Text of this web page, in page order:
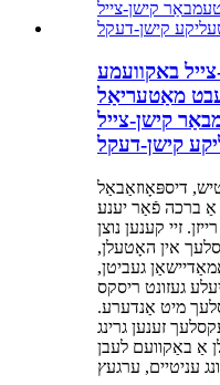
צייל באקוועמע
מאַטעריאַל
קישן-צייל
קישן-דעקל
דיספּאָוזאַבאַל
אַ ברכה פֿאַר יענע
זיי קענען נוצן
אין האָטעלן,
געביטן,
געזונט ריסקס
מיט אַנדערע.
זענען גרינג
אַ באַקוועם לעבן